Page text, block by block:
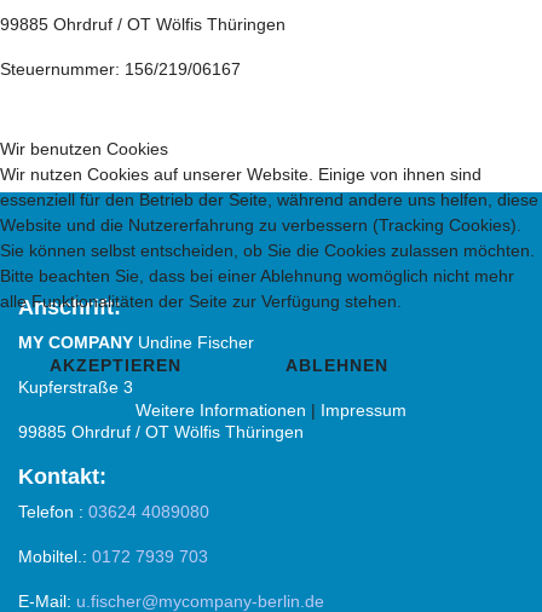
99885 Ohrdruf / OT Wölfis Thüringen
Steuernummer: 156/219/06167
Anschrift:
MY COMPANY Undine Fischer
Kupferstraße 3
99885 Ohrdruf / OT Wölfis Thüringen
Kontakt:
Telefon : 03624 4089080
Mobiltel.: 0172 7939 703
E-Mail: u.fischer@mycompany-berlin.de
Wir benutzen Cookies
Wir nutzen Cookies auf unserer Website. Einige von ihnen sind
essenziell für den Betrieb der Seite, während andere uns helfen, diese
Website und die Nutzererfahrung zu verbessern (Tracking Cookies).
Sie können selbst entscheiden, ob Sie die Cookies zulassen möchten.
Bitte beachten Sie, dass bei einer Ablehnung womöglich nicht mehr
alle Funktionalitäten der Seite zur Verfügung stehen.
AKZEPTIEREN ABLEHNEN
Weitere Informationen | Impressum